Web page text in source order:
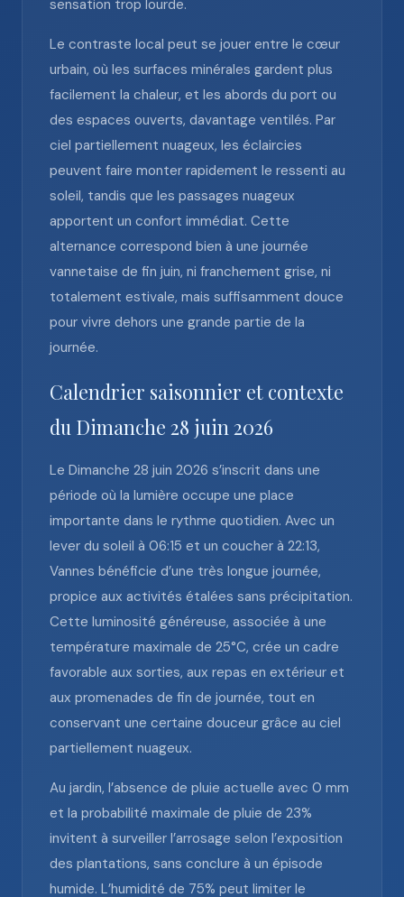
sensation trop lourde.
Le contraste local peut se jouer entre le cœur
urbain, où les surfaces minérales gardent plus
facilement la chaleur, et les abords du port ou
des espaces ouverts, davantage ventilés. Par
ciel partiellement nuageux, les éclaircies
peuvent faire monter rapidement le ressenti au
soleil, tandis que les passages nuageux
apportent un confort immédiat. Cette
alternance correspond bien à une journée
vannetaise de fin juin, ni franchement grise, ni
totalement estivale, mais suffisamment douce
pour vivre dehors une grande partie de la
journée.
Calendrier saisonnier et contexte
du Dimanche 28 juin 2026
Le Dimanche 28 juin 2026 s’inscrit dans une
période où la lumière occupe une place
importante dans le rythme quotidien. Avec un
lever du soleil à 06:15 et un coucher à 22:13,
Vannes bénéficie d’une très longue journée,
propice aux activités étalées sans précipitation.
Cette luminosité généreuse, associée à une
température maximale de 25°C, crée un cadre
favorable aux sorties, aux repas en extérieur et
aux promenades de fin de journée, tout en
conservant une certaine douceur grâce au ciel
partiellement nuageux.
Au jardin, l’absence de pluie actuelle avec 0 mm
et la probabilité maximale de pluie de 23%
invitent à surveiller l’arrosage selon l’exposition
des plantations, sans conclure à un épisode
humide. L’humidité de 75% peut limiter le